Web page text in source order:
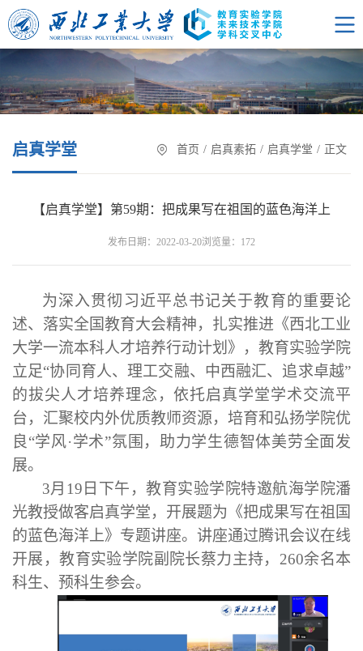
启真学堂 首页 / 启真素拓 / 启真学堂 / 正文
【启真学堂】第59期：把成果写在祖国的蓝色海洋上
发布日期：2022-03-20浏览量： 172
为深入贯彻习近平总书记关于教育的重要论
述、落实全国教育大会精神，扎实推进《西北工业
大学一流本科人才培养行动计划》，教育实验学院
立足“协同育人、理工交融、中西融汇、追求卓越”
的拔尖人才培养理念，依托启真学堂学术交流平
台，汇聚校内外优质教师资源，培育和弘扬学院优
良“学风·学术”氛围，助力学生德智体美劳全面发
展。
3月19 日下午，教育实验学院特邀航海学院潘
光教授做客启真学堂，开展题为《把成果写在祖国
的蓝色海洋上》专题讲座。讲座通过腾讯会议在线
开展，教育实验学院副院长蔡力主持， 260余名本
科生、预科生参会。